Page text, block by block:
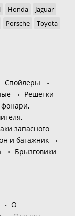
Honda
Jaguar
Porsche
Toyota
Спойлеры
Решетки
запасного
и багажник
Брызговики
О